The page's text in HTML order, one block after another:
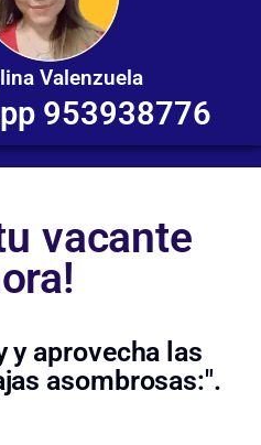
Valenzuela
953938776
vacante
y aprovecha las
asombrosas:".